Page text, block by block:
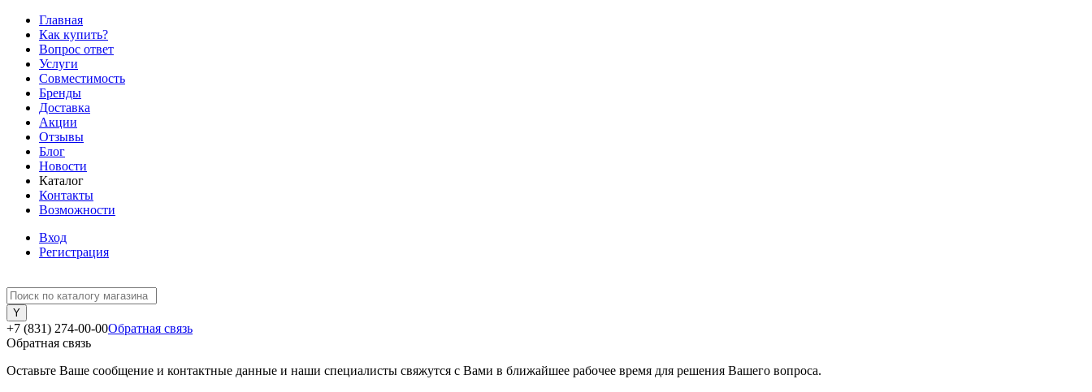
Главная
Как купить?
Вопрос ответ
Услуги
Совместимость
Бренды
Доставка
Акции
Отзывы
Блог
Новости
Каталог
Контакты
Возможности
Вход
Регистрация
+7 (831) 274-00-00Обратная связь
Обратная связь
Оставьте Ваше сообщение и контактные данные и наши специалисты свяжутся с Вами в ближайшее рабочее время для решения Вашего вопроса.